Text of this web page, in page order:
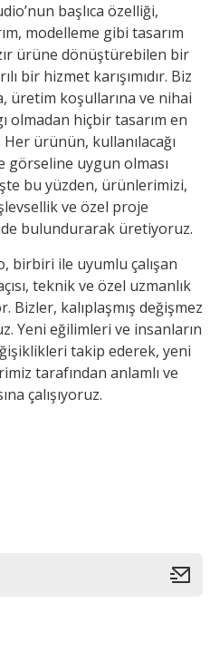
başlıca özelliği,
modelleme gibi tasarım
ürüne dönüştürebilen bir
bir hizmet karışımıdır. Biz
üretim koşullarına ve nihai
olmadan hiçbir tasarım en
Her ürünün, kullanılacağı
görseline uygun olması
bu yüzden, ürünlerimizi,
ve özel proje
bulundurarak üretiyoruz.
birbiri ile uyumlu çalışan
teknik ve özel uzmanlık
Bizler, kalıplaşmış değişmez
Yeni eğilimleri ve insanların
takip ederek, yeni
tarafından anlamlı ve
çalışıyoruz.